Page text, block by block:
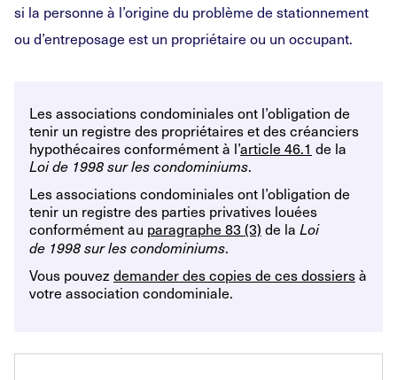
si la personne à l’origine du problème de stationnement
ou d’entreposage est un propriétaire ou un occupant.
Les associations condominiales ont l’obligation de
tenir un registre des propriétaires et des créanciers
hypothécaires conformément à l’article 46.1 de la
Loi de 1998 sur les condominiums.
Les associations condominiales ont l’obligation de
tenir un registre des parties privatives louées
conformément au paragraphe 83 (3) de la Loi
de 1998 sur les condominiums.
Vous pouvez demander des copies de ces dossiersà
votre association condominiale.